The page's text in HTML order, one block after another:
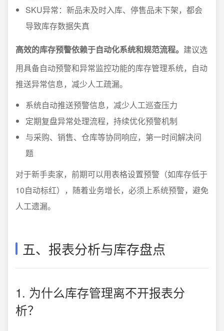
SKU异常：新品未及时入库、停售品未下架，都会
导致库存数据失真
高效的库存预警依赖于自动化系统和规范流程。 建议选
用具备自动预警和异常监控功能的库存管理系统，自动
推送异常信息，减少人工疏漏。
系统自动推送预警信息，减少人工巡查压力
定期复盘异常处理流程，持续优化预警机制
与采购、销售、仓库等协同响应，第一时间解决问
题
对于新手卖家，前期可以用表格设置预警（如库存低于
10自动标红），随着业务增长，必须上系统预警，避免
人工遗漏。
五、报表分析与库存盘点
1. 为什么库存管理离不开报表分
析？